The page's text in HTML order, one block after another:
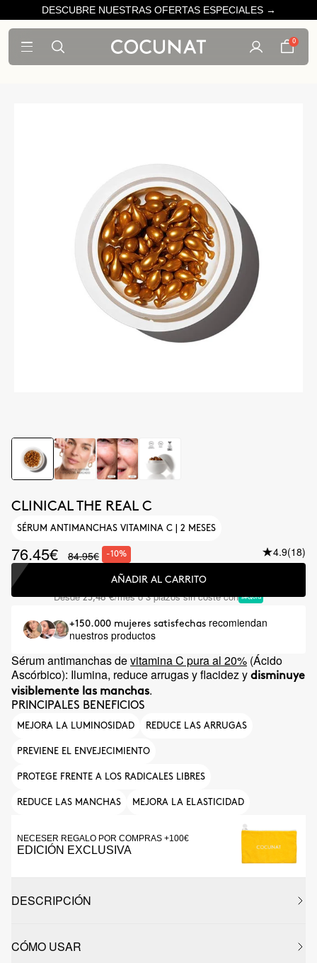
DESCUBRE NUESTRAS OFERTAS ESPECIALES →
0
CLINICAL THE REAL C
SÉRUM ANTIMANCHAS VITAMINA C | 2 MESES
76.45€ 84.95€ -10% 4.9(18)
AÑADIR AL CARRITO
Desde25,48 €/mes o 3 plazos sin coste con
+150.000 mujeres satisfechas recomiendan
nuestros productos
Sérum antimanchas devitamina C pura al 20% (Ácido
Ascórbico): Ilumina, reduce arrugas y flacidez y disminuye
visiblemente las manchas.
PRINCIPALES BENEFICIOS
MEJORA LA LUMINOSIDAD REDUCE LAS ARRUGAS
PREVIENE EL ENVEJECIMIENTO
PROTEGE FRENTE A LOS RADICALES LIBRES
REDUCE LAS MANCHAS MEJORA LA ELASTICIDAD
NECESER REGALO POR COMPRAS +100€
EDICIÓN EXCLUSIVA
DESCRIPCIÓN
CÓMO USAR